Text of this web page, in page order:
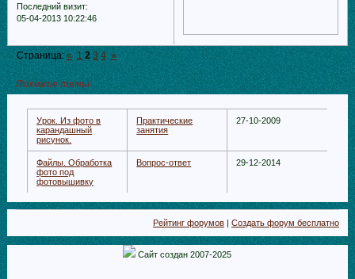
Последний визит:
05-04-2013 10:22:46
Страница:« 1 2 3 4 »
Похожие темы
Урок. Из фото в
карандашный
рисунок.
Практические
занятия
27-10-2009
Файлы. Обработка
фото под
фотовышивку
Вопрос-ответ 29-12-2014
Рейтинг форумов |Создать форум бесплатно
Сайт создан 2007-2025